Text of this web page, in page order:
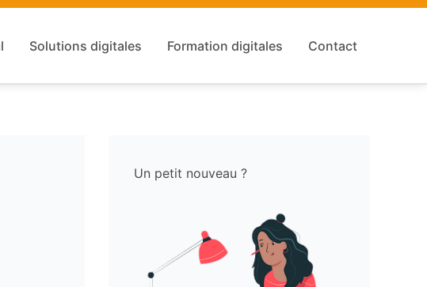
Solutions digitales Formation digitales Contact
Un petit nouveau ?